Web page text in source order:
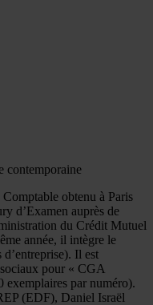
contemporaine
obtenu à Paris
d’Examen auprès de
du Crédit Mutuel
année, il intègre le
Il est
sociaux pour « CGA
par numéro).
(EDF), Daniel Israël